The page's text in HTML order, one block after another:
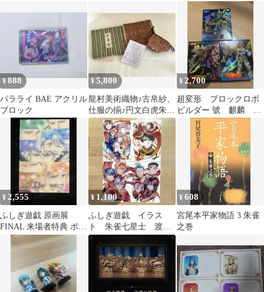
リアステッカーセッ
ト 柳宿 朱雀
¥888
パラライ BAE アクリル
ブロック
¥5,800
龍村美術織物♪古帛紗、
仕服の揃♪円文白虎朱雀
錦紋様♪箱傷み♪ 未使用
自宅保管品
¥2,700
超変形 ブロックロボ
ビルダー 號 麒麟 朱
雀 白虎 3種セット
¥2,555
ふしぎ遊戯 原画展
FINAL 来場者特典 ポス
トカード 朱雀
¥ 1,100
ふしぎ遊戯 イラス
ト 朱雀七星士 渡瀬
悠宇
¥608
宮尾本平家物語 3 朱雀
之巻